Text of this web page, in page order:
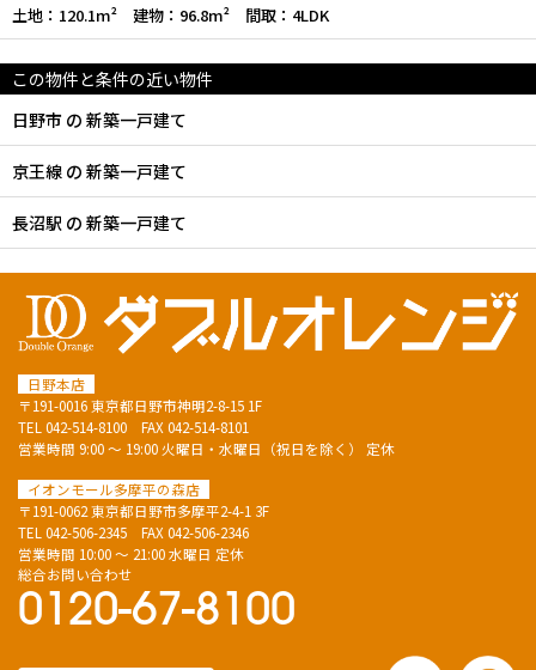
土地：120.1m² 建物：96.8m² 間取：4LDK
この物件と条件の近い物件
日野市 の 新築一戸建て
京王線 の 新築一戸建て
長沼駅 の 新築一戸建て
日野本店
〒191-0016 東京都日野市神明2-8-15 1F
TEL 042-514-8100 FAX 042-514-8101
営業時間 9:00 ～ 19:00 火曜日・水曜日（祝日を除く） 定休
イオンモール多摩平の森店
〒191-0062 東京都日野市多摩平2-4-1 3F
TEL 042-506-2345 FAX 042-506-2346
営業時間 10:00 ～ 21:00 水曜日 定休
総合お問い合わせ
0120-67-8100